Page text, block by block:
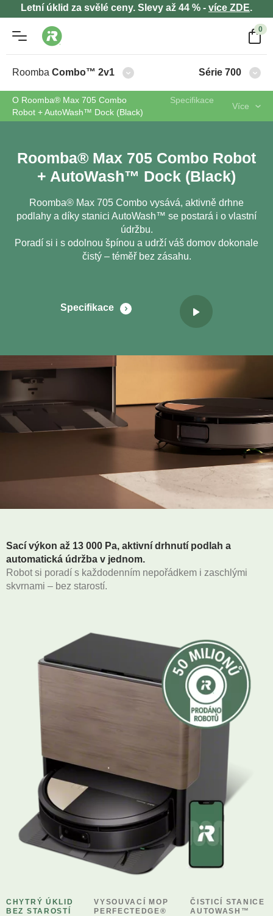
Letní úklid za svělé ceny. Slevy až 44 % - více ZDE.
0
Roomba Combo™ 2v1 Série 700
O Roomba® Max 705 Combo
Robot + AutoWash™ Dock (Black)
Specifikace
Více
Roomba® Max 705 Combo Robot
+ AutoWash™ Dock (Black)
Roomba® Max 705 Combo vysává, aktivně drhne
podlahy a díky stanici AutoWash™ se postará i o vlastní
údržbu.
Poradí si i s odolnou špínou a udrží váš domov dokonale
čistý – téměř bez zásahu.
Specifikace
Sací výkon až 13 000 Pa, aktivní drhnutí podlah a
automatická údržba v jednom.
Robot si poradí s každodenním nepořádkem i zaschlými
skvrnami – bez starostí.
CHYTRÝ ÚKLID
BEZ STAROSTÍ
VYSOUVACÍ MOP
PERFECTEDGE®
ČISTICÍ STANICE
AUTOWASH™